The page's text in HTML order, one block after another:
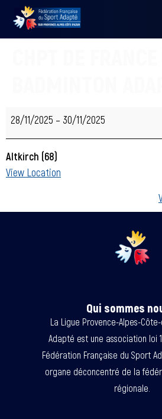
28/11/2025 – 30/11/2025
Altkirch (68)
View Location
Qui sommes
La Ligue Provence-Alpes-Côte-
Adapté est une association loi
Fédération Française du Sport
organe déconcentré de la
régionale.